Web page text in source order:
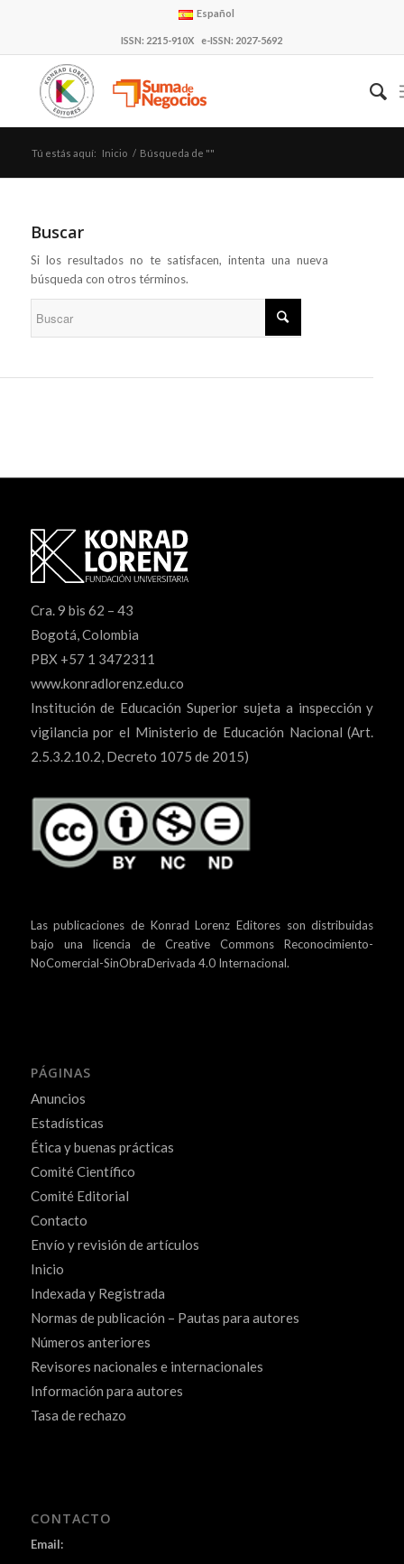
Español
ISSN: 2215-910X e-ISSN: 2027-5692
Tú estás aquí: Inicio / Búsqueda de ""
Buscar
Si los resultados no te satisfacen, intenta una nueva
búsqueda con otros términos.
Cra. 9 bis 62 – 43
Bogotá, Colombia
PBX +57 1 3472311
www.konradlorenz.edu.co
Institución de Educación Superior sujeta a inspección y
vigilancia por el Ministerio de Educación Nacional (Art.
2.5.3.2.10.2, Decreto 1075 de 2015)
Las publicaciones de Konrad Lorenz Editores son distribuidas
bajo unalicencia de Creative Commons Reconocimiento-
NoComercial-SinObraDerivada 4.0 Internacional.
PÁGINAS
Anuncios
Estadísticas
Ética y buenas prácticas
Comité Científico
Comité Editorial
Contacto
Envío y revisión de artículos
Inicio
Indexada y Registrada
Normas de publicación – Pautas para autores
Números anteriores
Revisores nacionales e internacionales
Información para autores
Tasa de rechazo
CONTACTO
Email: